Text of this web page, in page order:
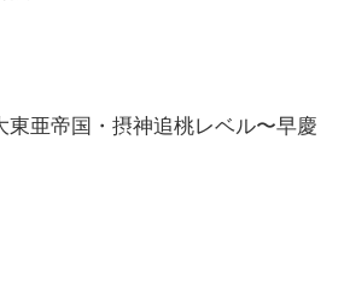
東亜帝国・摂神追桃レベル〜早慶